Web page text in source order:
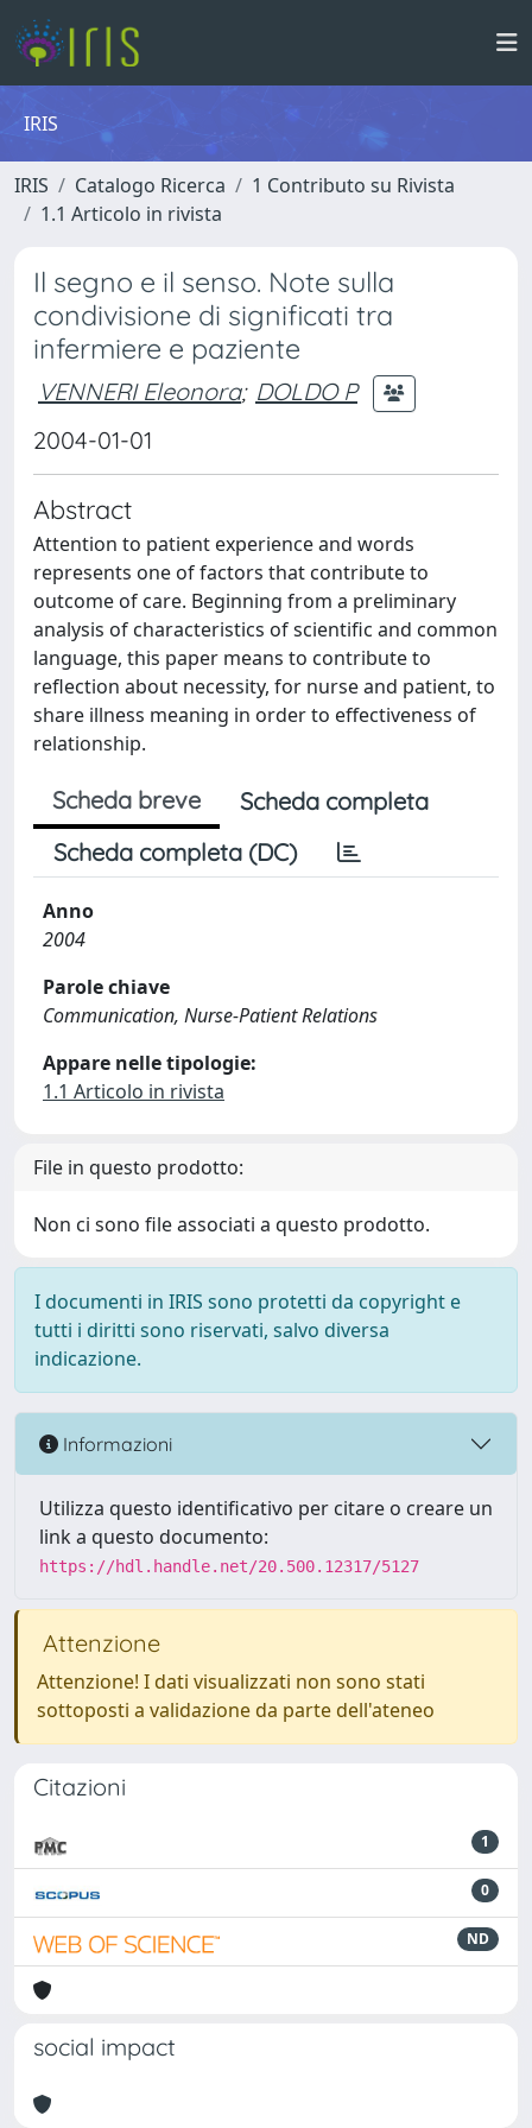
IRIS
IRIS Catalogo Ricerca
1 Contributo su Rivista
1.1 Articolo in rivista
Il segno e il senso. Note sulla
condivisione di significati tra
infermiere e paziente
VENNERI Eleonora; DOLDO P
2004-01-01
Abstract
Attention to patient experience and words
represents one of factors that contribute to
outcome of care. Beginning from a preliminary
analysis of characteristics of scientific and common
language, this paper means to contribute to
reflection about necessity, for nurse and patient, to
share illness meaning in order to effectiveness of
relationship.
Scheda breve
Scheda completa
Scheda completa (DC)
Anno
2004
Parole chiave
Communication, Nurse-Patient Relations
Appare nelle tipologie:
1.1 Articolo in rivista
File in questo prodotto:
Non ci sono file associati a questo prodotto.
I documenti in IRIS sono protetti da copyright e
tutti i diritti sono riservati, salvo diversa
indicazione.
Informazioni
Utilizza questo identificativo per citare o creare un
link a questo documento:
https://hdl.handle.net/20.500.12317/5127
Attenzione
Attenzione! I dati visualizzati non sono stati
sottoposti a validazione da parte dell'ateneo
Citazioni
1
0
ND
social impact